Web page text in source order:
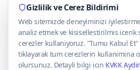
CaseOnn
© 2025 CaseOnn. Tüm
Gizlilik ve Cerez Bildirimi
Web sitemizde deneyiminizi
analiz etmek ve kisisellestirilmis icerik
cerezler kullaniyoruz. "Tumu Kabul
tiklayarak tum cerezlerin kullanimina
olursunuz. Detayli bilgi icin KVKK